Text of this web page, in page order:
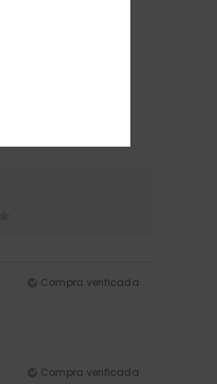
Compra verificada
Compra verificada